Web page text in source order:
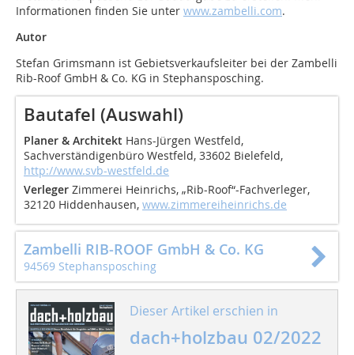
Informationen finden Sie unter www.zambelli.com.
Autor
Stefan Grimsmann ist Gebietsverkaufsleiter bei der Zambelli
Rib-Roof GmbH & Co. KG in Stephansposching.
Bautafel (Auswahl)
Planer & Architekt Hans-Jürgen Westfeld,
Sachverständigenbüro Westfeld, 33602 Bielefeld,
http://www.svb-westfeld.de
Verleger Zimmerei Heinrichs, „Rib-Roof“-Fachverleger,
32120 Hiddenhausen, www.zimmereiheinrichs.de
Zambelli RIB-ROOF GmbH & Co. KG
94569 Stephansposching
Dieser Artikel erschien in
dach+holzbau 02/2022